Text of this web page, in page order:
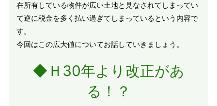
在所有している物件が広い土地と見なされてしまってい
て逆に税金を多く払い過ぎてしまっているという内容で
す。
今回はこの広大値についてお話していきましょう。
◆Ｈ30年より改正があ
る！？